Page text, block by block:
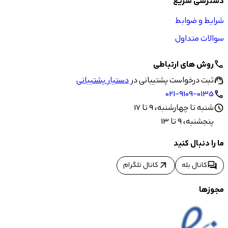
شرایط و ضوابط
سوالات متداول
callروش های ارتباطی
support_agentثبت درخواست پشتیبانی دردستیار پشتیبانی
call
021-9109-0135
scheduleشنبه تا چهارشنبه، 9 تا 17
پنجشنبه، 9 تا 13
ما را دنبال کنید
forumکانال بله arrow_outward کانال تلگرام
مجوزها